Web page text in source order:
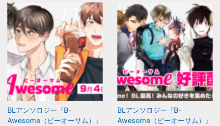
BLアンソロジー『B-
Awesome（ビーオーサム）』
BLアンソロジー『B-
Awesome（ビーオーサム）』